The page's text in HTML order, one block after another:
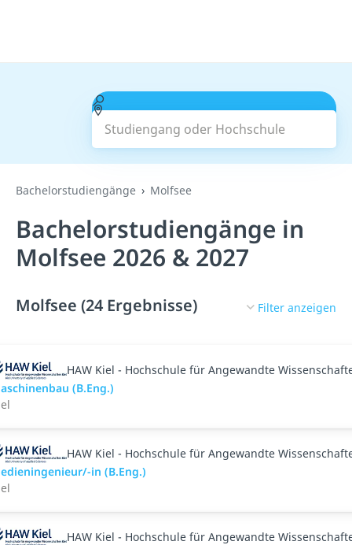
Studiengang oder Hochschule
Suchen
Bachelorstudiengänge Molfsee
Bachelorstudiengänge in
Molfsee 2026 & 2027
Molfsee (24 Ergebnisse) Filter anzeigen
HAW Kiel - Hochschule für Angewandte
(B.Eng.)
HAW Kiel - Hochschule für Angewandte
in (B.Eng.)
HAW Kiel - Hochschule für Angewandte